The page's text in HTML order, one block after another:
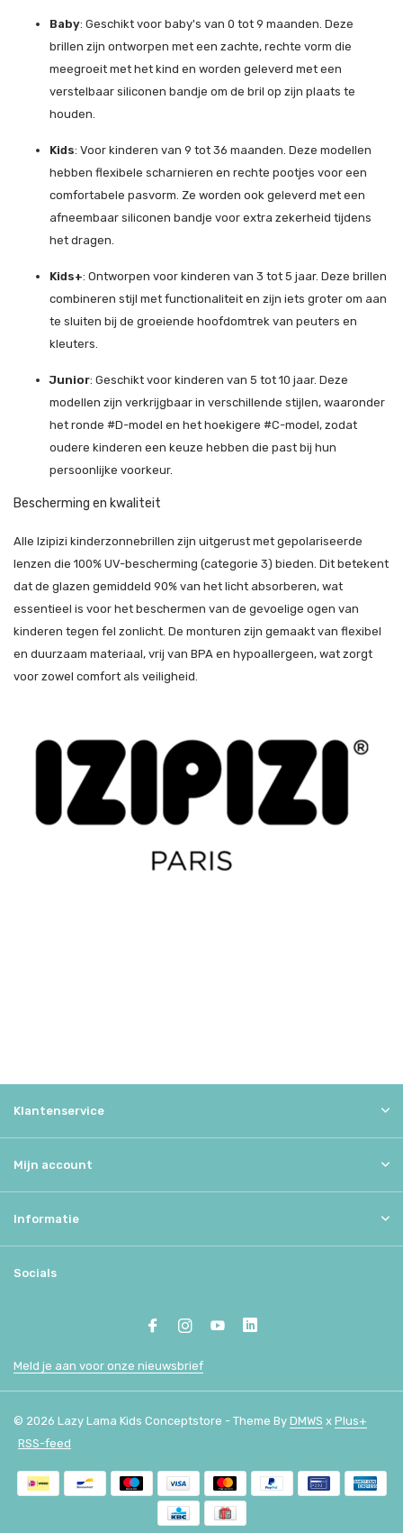
Baby: Geschikt voor baby's van 0 tot 9 maanden. Deze
brillen zijn ontworpen met een zachte, rechte vorm die
meegroeit met het kind en worden geleverd met een
verstelbaar siliconen bandje om de bril op zijn plaats te
houden.
Kids: Voor kinderen van 9 tot 36 maanden. Deze modellen
hebben flexibele scharnieren en rechte pootjes voor een
comfortabele pasvorm. Ze worden ook geleverd met een
afneembaar siliconen bandje voor extra zekerheid tijdens
het dragen.
Kids+: Ontworpen voor kinderen van 3 tot 5 jaar. Deze brillen
combineren stijl met functionaliteit en zijn iets groter om aan
te sluiten bij de groeiende hoofdomtrek van peuters en
kleuters.
Junior: Geschikt voor kinderen van 5 tot 10 jaar. Deze
modellen zijn verkrijgbaar in verschillende stijlen, waaronder
het ronde #D-model en het hoekigere #C-model, zodat
oudere kinderen een keuze hebben die past bij hun
persoonlijke voorkeur.
Bescherming en kwaliteit
Alle Izipizi kinderzonnebrillen zijn uitgerust met gepolariseerde
lenzen die 100% UV-bescherming (categorie 3) bieden. Dit betekent
dat de glazen gemiddeld 90% van het licht absorberen, wat
essentieel is voor het beschermen van de gevoelige ogen van
kinderen tegen fel zonlicht. De monturen zijn gemaakt van flexibel
en duurzaam materiaal, vrij van BPA en hypoallergeen, wat zorgt
voor zowel comfort als veiligheid.
Klantenservice
Mijn account
Informatie
Socials
Meld je aan voor onze nieuwsbrief
© 2026 Lazy Lama Kids Conceptstore - Theme By DMWS x Plus+
RSS-feed